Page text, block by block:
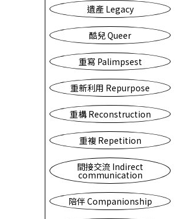
遺產 Legacy
酷兒 Queer
重寫 Palimpsest
重新利用 Repurpose
重構 Reconstruction
重複 Repetition
間接交流 Indirect
communication
陪伴 Companionship